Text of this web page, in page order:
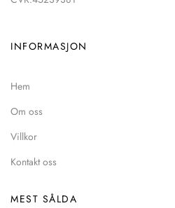
INFORMASJON
Hem
Om oss
Villkor
Kontakt oss
MEST SÅLDA